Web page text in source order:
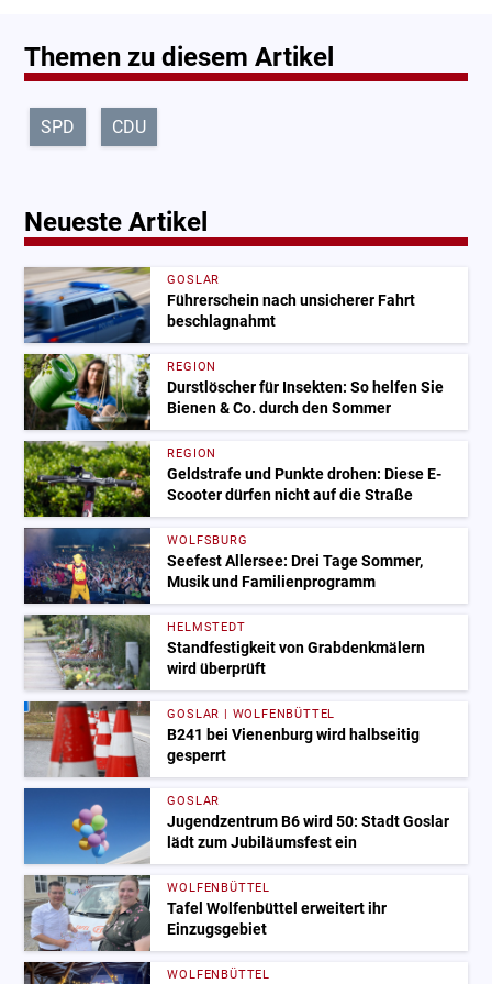
Themen zu diesem Artikel
SPD CDU
Neueste Artikel
GOSLAR
Führerschein nach unsicherer Fahrt
beschlagnahmt
REGION
Durstlöscher für Insekten: So helfen Sie
Bienen & Co. durch den Sommer
REGION
Geldstrafe und Punkte drohen: Diese E-
Scooter dürfen nicht auf die Straße
WOLFSBURG
Seefest Allersee: Drei Tage Sommer,
Musik und Familienprogramm
HELMSTEDT
Standfestigkeit von Grabdenkmälern
wird überprüft
GOSLAR | WOLFENBÜTTEL
B241 bei Vienenburg wird halbseitig
gesperrt
GOSLAR
Jugendzentrum B6 wird 50: Stadt Goslar
lädt zum Jubiläumsfest ein
WOLFENBÜTTEL
Tafel Wolfenbüttel erweitert ihr
Einzugsgebiet
WOLFENBÜTTEL